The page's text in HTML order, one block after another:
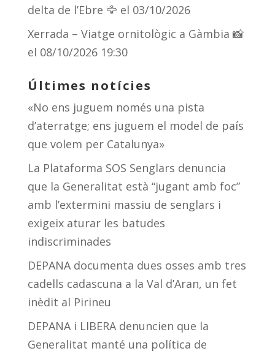
delta de l’Ebre 🦅 el 03/10/2026
Xerrada – Viatge ornitològic a Gàmbia 📸
el 08/10/2026 19:30
Últimes notícies
«No ens juguem només una pista
d’aterratge; ens juguem el model de país
que volem per Catalunya»
La Plataforma SOS Senglars denuncia
que la Generalitat està “jugant amb foc”
amb l’extermini massiu de senglars i
exigeix aturar les batudes
indiscriminades
DEPANA documenta dues osses amb tres
cadells cadascuna a la Val d’Aran, un fet
inèdit al Pirineu
DEPANA i LIBERA denuncien que la
Generalitat manté una política de